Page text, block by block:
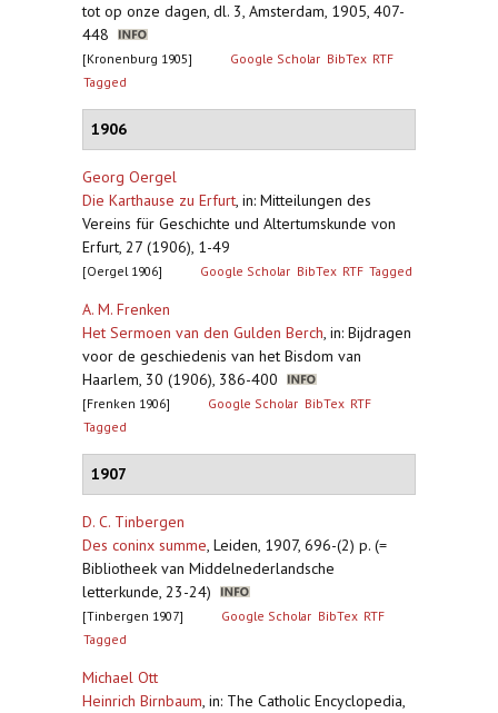
tot op onze dagen, dl. 3, Amsterdam, 1905, 407-
448
[Kronenburg 1905] Google Scholar BibTex RTF
Tagged
1906
Georg Oergel
Die Karthause zu Erfurt, in: Mitteilungen des
Vereins für Geschichte und Altertumskunde von
Erfurt, 27 (1906), 1-49
[Oergel 1906] Google Scholar BibTex RTF Tagged
A. M. Frenken
Het Sermoen van den Gulden Berch, in: Bijdragen
voor de geschiedenis van het Bisdom van
Haarlem, 30 (1906), 386-400
[Frenken 1906] Google Scholar BibTex RTF
Tagged
1907
D. C. Tinbergen
Des coninx summe, Leiden, 1907, 696-(2) p. (=
Bibliotheek van Middelnederlandsche
letterkunde, 23-24)
[Tinbergen 1907] Google Scholar BibTex RTF
Tagged
Michael Ott
Heinrich Birnbaum, in: The Catholic Encyclopedia,